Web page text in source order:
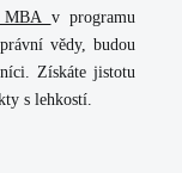
MBA v programu
vědy, budou
. Získáte jistotu
s lehkostí.